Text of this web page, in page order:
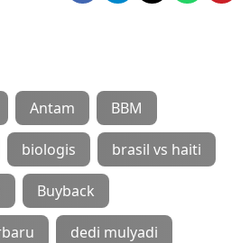
Antam BBM
biologis brasil vs haiti
Buyback
dedi mulyadi